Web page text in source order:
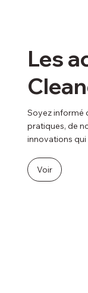
Les
Soyez informé
pratiques, de
innovations
Voir